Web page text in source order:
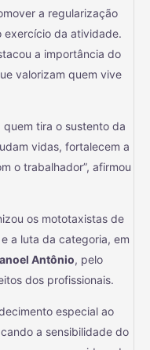
a regularização
exercício da atividade.
a importância do
valorizam quem vive
quem tira o sustento da
vidas, fortalecem a
o trabalhador”, afirmou
os mototaxistas de
a luta da categoria, em
Antônio, pelo
dos profissionais.
especial ao
a sensibilidade do